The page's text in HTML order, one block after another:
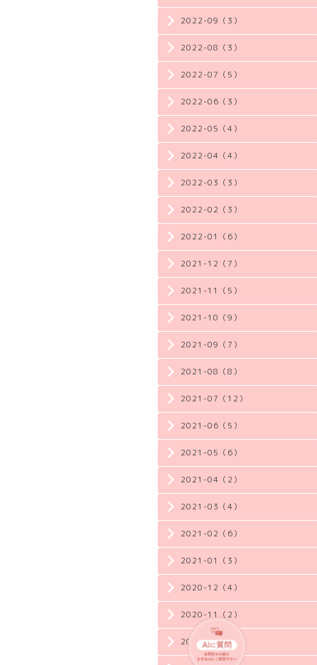
2022-09（3）
2022-08（3）
2022-07（5）
2022-06（3）
2022-05（4）
2022-04（4）
2022-03（3）
2022-02（3）
2022-01（6）
2021-12（7）
2021-11（5）
2021-10（9）
2021-09（7）
2021-08（8）
2021-07（12）
2021-06（5）
2021-05（6）
2021-04（2）
2021-03（4）
2021-02（6）
2021-01（3）
2020-12（4）
2020-11（2）
2020-10（3）